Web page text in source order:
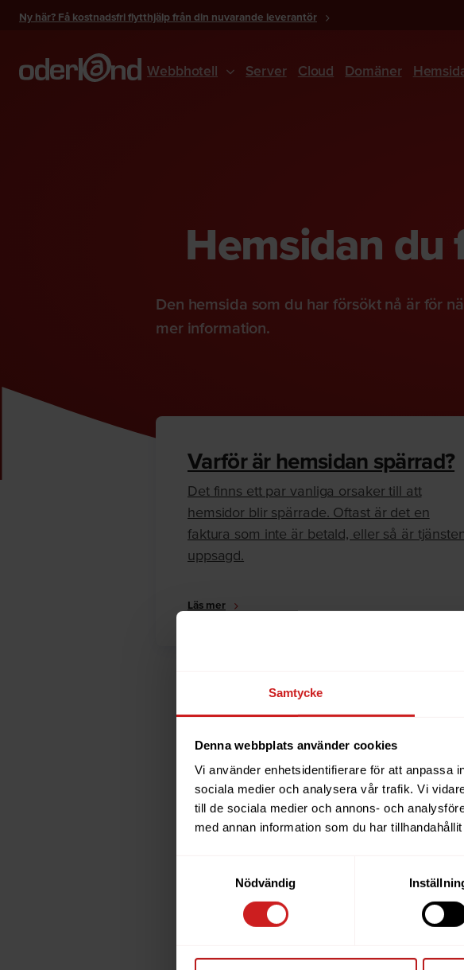
Samtycke
Denna webbplats använder cookies
Vi använder enhetsidentifierare för att anpassa
sociala medier och analysera vår trafik. Vi
till de sociala medier och annons- och
med annan information som du har
Nödvändig
Ny här? Få kostnadsfri flytthjälp från din nuvarande leverantör
Webbhotell Server Cloud Domäner
Hemsidan du
Den hemsida som du har försökt nå är för
mer information.
Varför är hemsidan spärrad?
Det finns ett par vanliga orsaker till att
hemsidor blir spärrade. Oftast är det en
faktura som inte är betald, eller så är
uppsagd.
Läs mer
The website
has been
the website for further
If you are the owner of this